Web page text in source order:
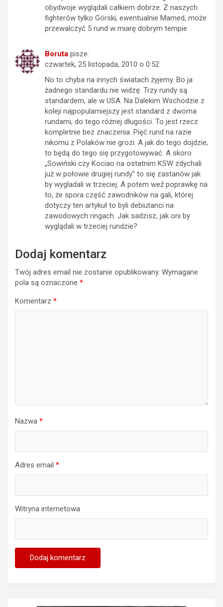
obydwoje wyglądali całkiem dobrze. Z naszych
fighterów tylko Górski, ewentualnie Mamed, może
przewalczyć 5 rund w miarę dobrym tempie
Boruta pisze:
czwartek, 25 listopada, 2010 o 0:52
No to chyba na innych światach żyjemy. Bo ja
żadnego standardu nie widzę. Trzy rundy są
standardem, ale w USA. Na Dalekim Wschodzie z
koleji najpopularniejszy jest standard z dwoma
rundami, do tego różnej długości. To jest rzecz
kompletnie bez znaczenia. Pięć rund na razie
nikomu z Polaków nie grozi. A jak do tego dojdzie,
to będą do tego się przygotowywać. A skoro
„Sowiński czy Kociao na ostatnim KSW zdychali
już w połowie drugiej rundy” to się zastanów jak
by wygladali w trzeciej. A potem weź poprawkę na
to, że spora część zawodników na gali, której
dotyczy ten artykuł to byli debiutanci na
zawodowych ringach. Jak sadzisz, jak oni by
wyglądali w trzeciej rundzie?
Dodaj komentarz
Twój adres email nie zostanie opublikowany. Wymagane
pola są oznaczone *
Komentarz *
Nazwa *
Adres email *
Witryna internetowa